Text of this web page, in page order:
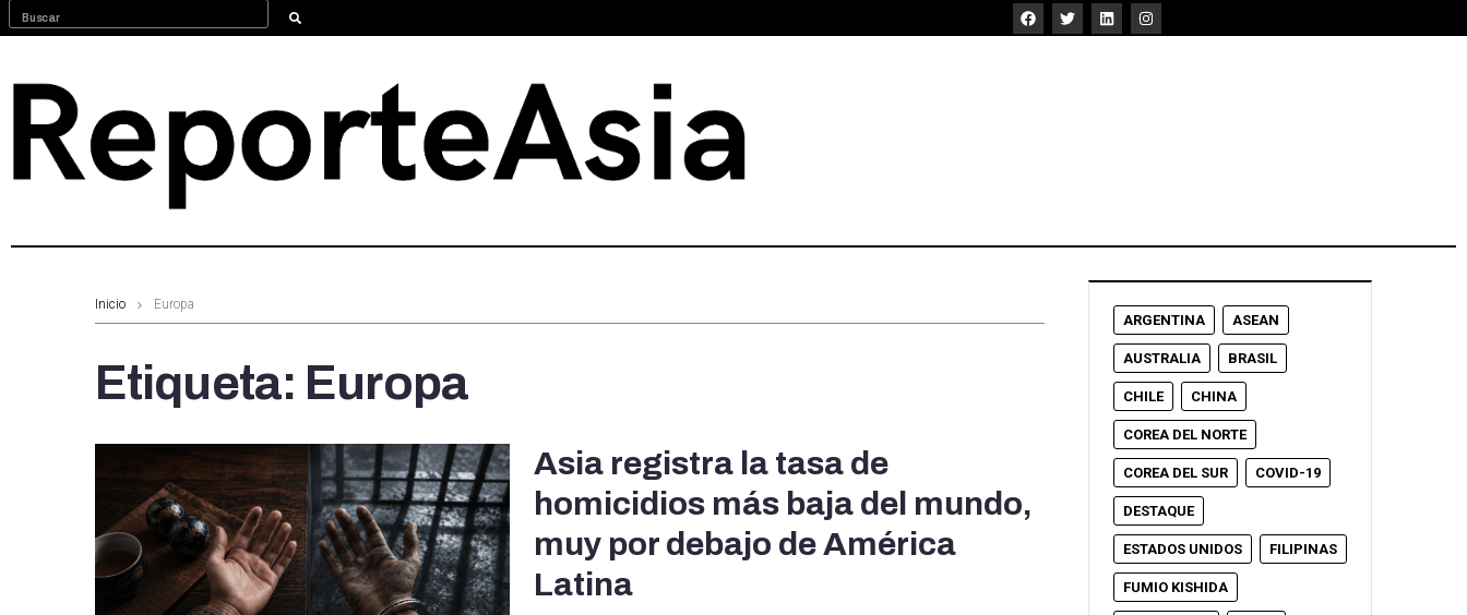
Inicio Europa
Etiqueta: Europa
Asia registra la tasa de
homicidios más baja del mundo,
muy por debajo de América
Latina
ARGENTINA ASEAN
AUSTRALIA BRASIL
CHILE CHINA
COREA DEL NORTE
COREA DEL SUR COVID-19
DESTAQUE
ESTADOS UNIDOS FILIPINAS
FUMIO KISHIDA